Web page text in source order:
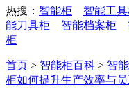
热搜： 智能柜 智能工
能刀具柜
智能档案柜
柜
首页 > 智能柜百科 > 智
柜如何提升生产效率与